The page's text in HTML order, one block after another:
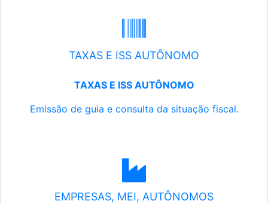
TAXAS E ISS AUTÔNOMO
TAXAS E ISS AUTÔNOMO
Emissão de guia e consulta da situação fiscal.
EMPRESAS, MEI, AUTÔNOMOS